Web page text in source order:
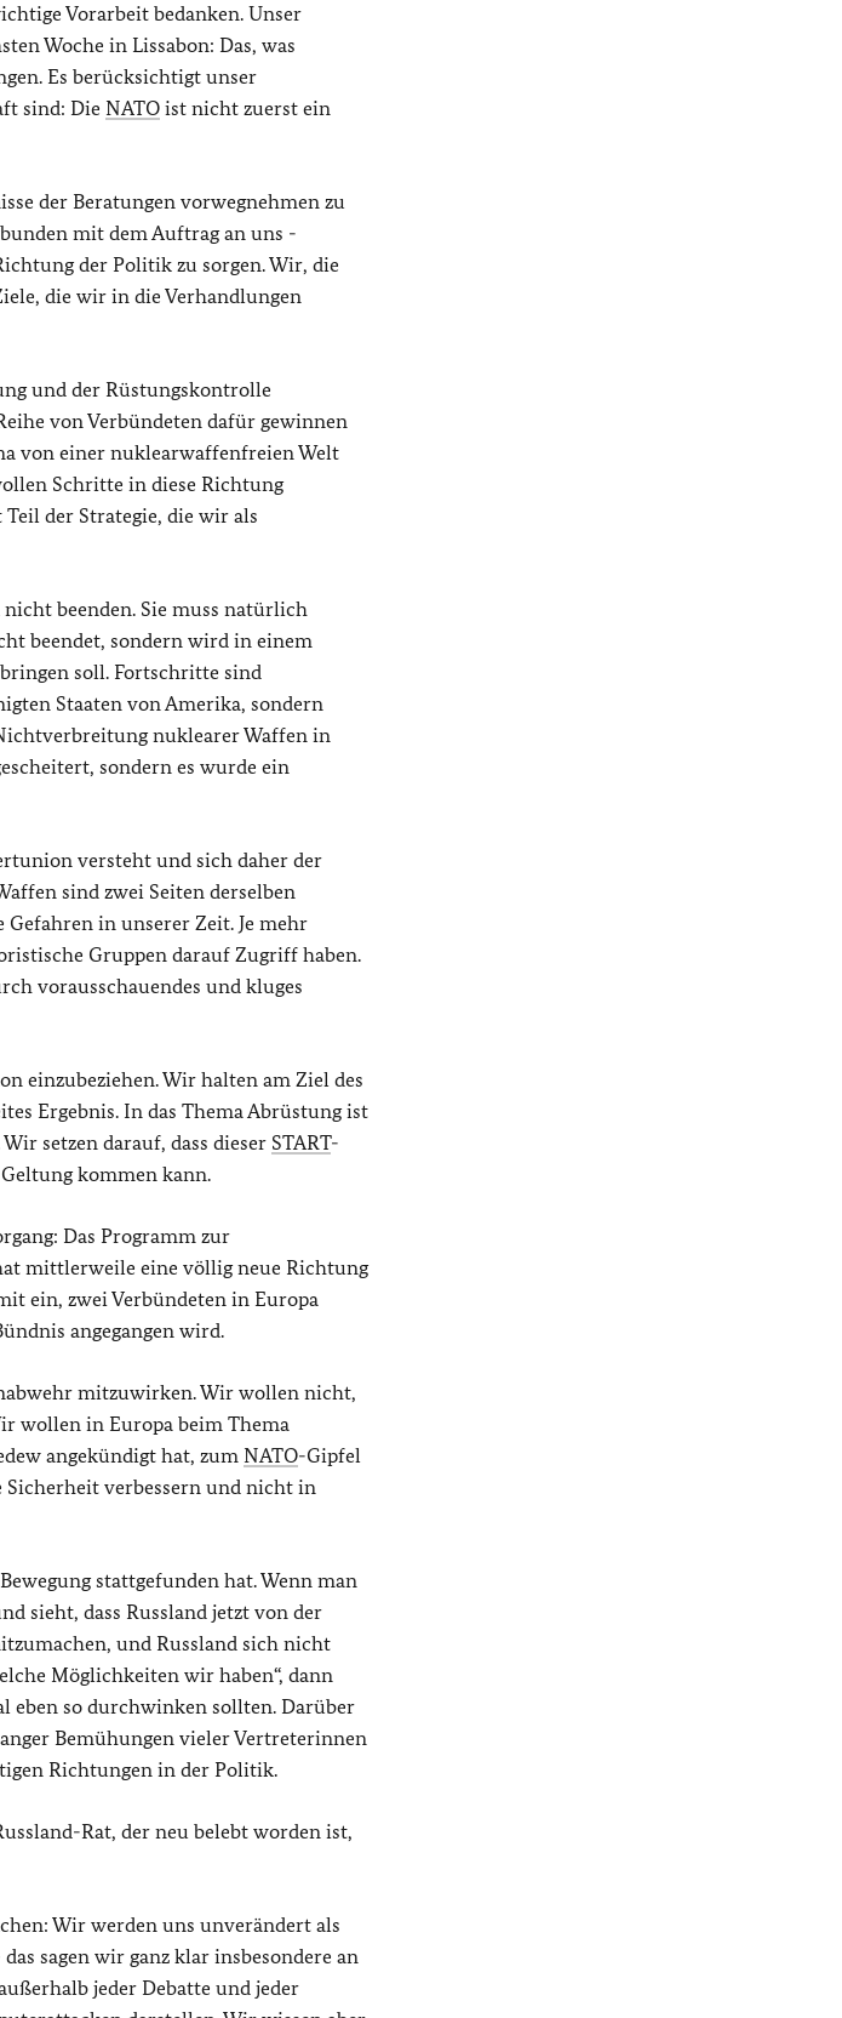
Vorarbeit bedanken. Unser
Woche in Lissabon: Das, was
Es berücksichtigt unser
sind: Die NATO ist nicht zuerst ein
der Beratungen vorwegnehmen zu
mit dem Auftrag an uns -
der Politik zu sorgen. Wir, die
die wir in die Verhandlungen
und der Rüstungskontrolle
von Verbündeten dafür gewinnen
von einer nuklearwaffenfreien Welt
Schritte in diese Richtung
der Strategie, die wir als
beenden. Sie muss natürlich
beendet, sondern wird in einem
soll. Fortschritte sind
Staaten von Amerika, sondern
nuklearer Waffen in
sondern es wurde ein
versteht und sich daher der
sind zwei Seiten derselben
Gefahren in unserer Zeit. Je mehr
Gruppen darauf Zugriff haben.
vorausschauendes und kluges
einzubeziehen. Wir halten am Ziel des
Ergebnis. In das Thema Abrüstung ist
setzen darauf, dass dieser START-
kommen kann.
Das Programm zur
mittlerweile eine völlig neue Richtung
ein, zwei Verbündeten in Europa
angegangen wird.
mitzuwirken. Wir wollen nicht,
wollen in Europa beim Thema
angekündigt hat, zum NATO-Gipfel
Sicherheit verbessern und nicht in
stattgefunden hat. Wenn man
sieht, dass Russland jetzt von der
und Russland sich nicht
Möglichkeiten wir haben“, dann
eben so durchwinken sollten. Darüber
Bemühungen vieler Vertreterinnen
Richtungen in der Politik.
Rat, der neu belebt worden ist,
Wir werden uns unverändert als
sagen wir ganz klar insbesondere an
jeder Debatte und jeder